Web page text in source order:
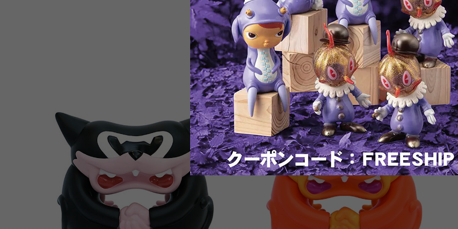
RELATED ITEMS